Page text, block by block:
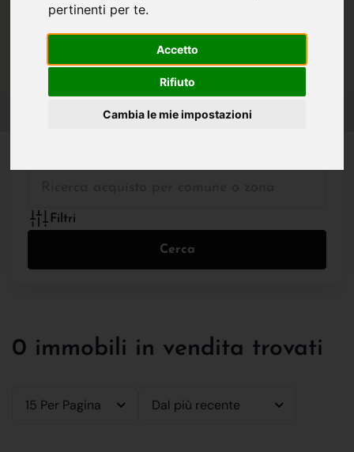
pertinenti per te.
Accetto
Rifiuto
Cambia le mie impostazioni
Filtri
Cerca
0 immobili in vendita trovati
15 Per Pagina Dal più recente